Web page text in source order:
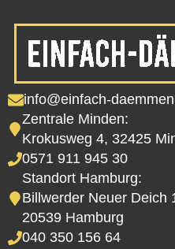
info@einfach-
Zentrale Minden:
Krokusweg 4, 32425
0571 911 945 30
Standort Hamburg:
Billwerder Neuer Deich
20539 Hamburg
040 350 156 64